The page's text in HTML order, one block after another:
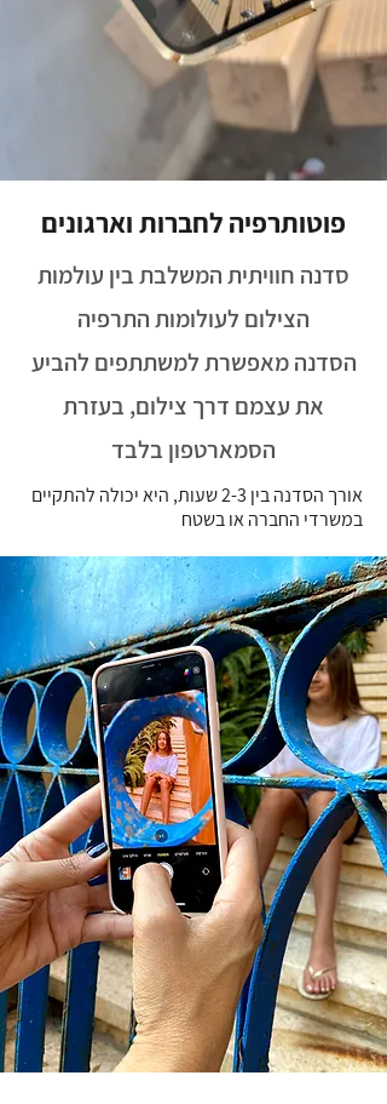
פוטותרפיה לחברות וארגונים
סדנה חוויתית המשלבת בין עולמות
הצילום לעולומות התרפיה
הסדנה מאפשרת למשתתפים להביע
את עצמם דרך צילום, בעזרת
הסמארטפון בלבד
אורך הסדנה בין 2-3 שעות, היא יכולה להתקיים
במשרדי החברה או בשטח